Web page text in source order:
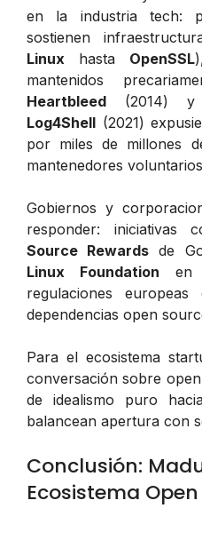
en la industria tech:
sostienen
Linux hasta OpenSSL
mantenidos
Heartbleed (2014) y
Log4Shell (2021)
por miles de millones
mantenedores
Gobiernos y
responder:
Source Rewards de
Linux Foundation en
regulaciones
dependencias open
Para el ecosistema
conversación sobre
de idealismo puro
balancean apertura con
Conclusión:
Ecosistema